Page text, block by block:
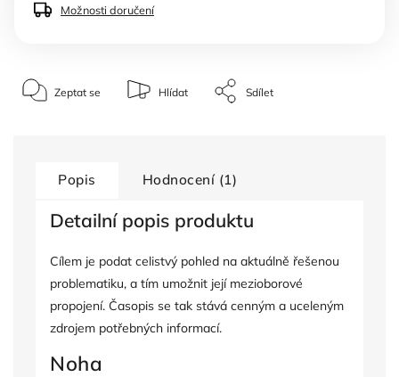
Možnosti doručení
Zeptat se Hlídat Sdílet
Popis Hodnocení (1)
Detailní popis produktu
Cílem je podat celistvý pohled na aktuálně řešenou
problematiku, a tím umožnit její mezioborové
propojení. Časopis se tak stává cenným a uceleným
zdrojem potřebných informací.
Noha